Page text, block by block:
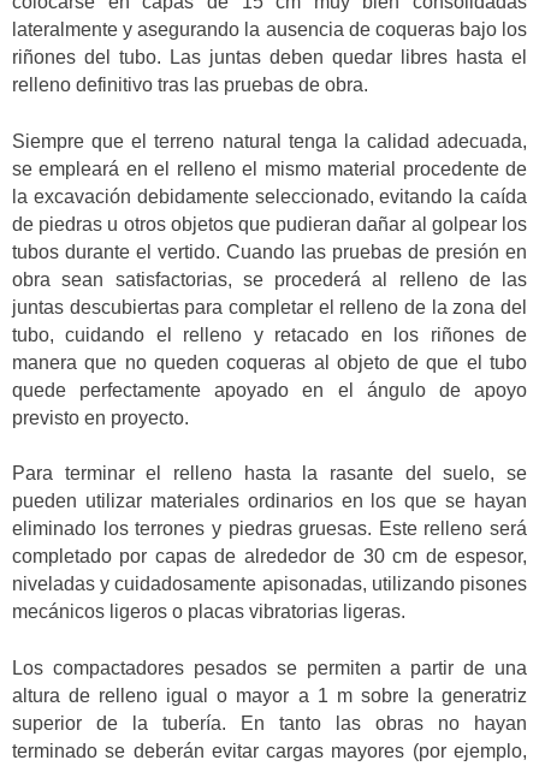
lateralmente y asegurando la ausencia de coqueras bajo los
riñones del tubo. Las juntas deben quedar libres hasta el
relleno definitivo tras las pruebas de obra.
Siempre que el terreno natural tenga la calidad adecuada,
se empleará en el relleno el mismo material procedente de
la excavación debidamente seleccionado, evitando la caída
de piedras u otros objetos que pudieran dañar al golpear los
tubos durante el vertido. Cuando las pruebas de presión en
obra sean satisfactorias, se procederá al relleno de las
juntas descubiertas para completar el relleno de la zona del
tubo, cuidando el relleno y retacado en los riñones de
manera que no queden coqueras al objeto de que el tubo
quede perfectamente apoyado en el ángulo de apoyo
previsto en proyecto.
Para terminar el relleno hasta la rasante del suelo, se
pueden utilizar materiales ordinarios en los que se hayan
eliminado los terrones y piedras gruesas. Este relleno será
completado por capas de alrededor de 30 cm de espesor,
niveladas y cuidadosamente apisonadas, utilizando pisones
mecánicos ligeros o placas vibratorias ligeras.
Los compactadores pesados se permiten a partir de una
altura de relleno igual o mayor a 1 m sobre la generatriz
superior de la tubería. En tanto las obras no hayan
terminado se deberán evitar cargas mayores (por ejemplo,